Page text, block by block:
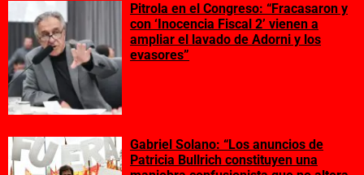
Pitrola en el Congreso: “Fracasaron y
con ‘Inocencia Fiscal 2’ vienen a
ampliar el lavado de Adorni y los
evasores”
Gabriel Solano: “Los anuncios de
Patricia Bullrich constituyen una